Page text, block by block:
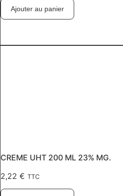
Ajouter au panier
CREME UHT 200 ML 23% MG.
2,22 € TTC